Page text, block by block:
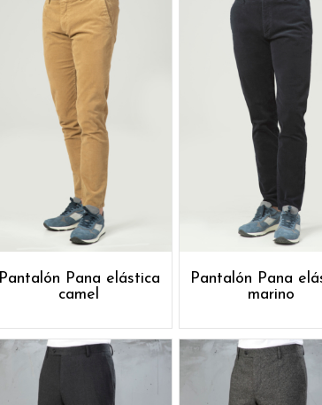
Pantalón Pana elástica
camel
Pantalón Pana
marino